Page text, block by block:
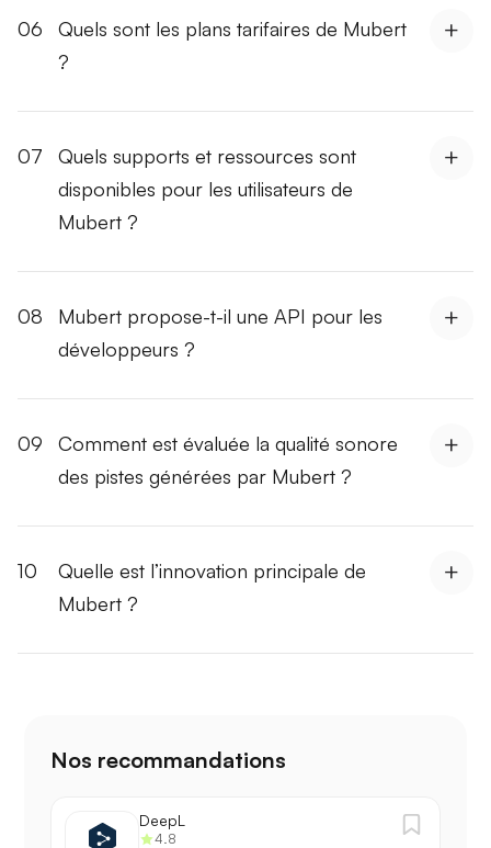
06
Quels sont les plans tarifaires de Mubert
?
07
Quels supports et ressources sont
disponibles pour les utilisateurs de
Mubert ?
08
Mubert propose-t-il une API pour les
développeurs ?
09
Comment est évaluée la qualité sonore
des pistes générées par Mubert ?
10
Quelle est l’innovation principale de
Mubert ?
Nos recommandations
DeepL
4.8